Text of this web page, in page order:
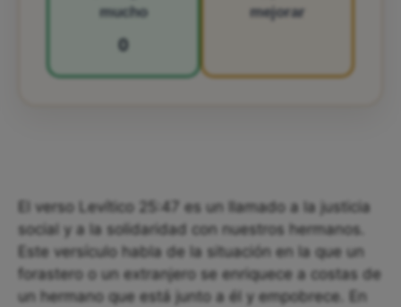
mucho
0
mejorar
El verso Levítico 25:47 es un llamado a la justicia
social y a la solidaridad con nuestros hermanos.
Este versículo habla de la situación en la que un
forastero o un extranjero se enriquece a costas de
un hermano que está junto a él y empobrece. En